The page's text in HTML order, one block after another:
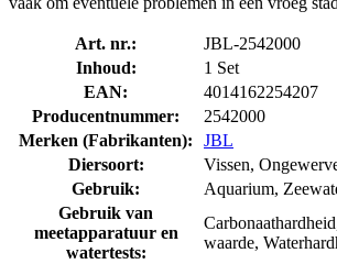
Art. nr.:
JBL-2542000
Inhoud:
1 Set
EAN:
4014162254207
Producentnummer:
2542000
Merken (Fabrikanten):
JBL
Diersoort:
Vissen,
Gebruik:
Aquarium,
Gebruik van
meetapparatuur en
watertests:
waarde,